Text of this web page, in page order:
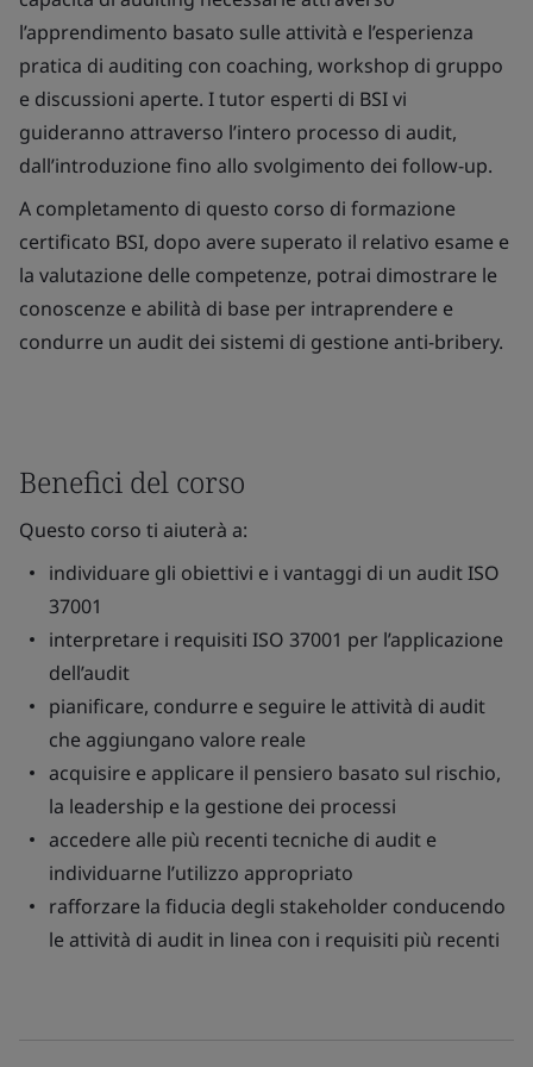
l’apprendimento basato sulle attività e l’esperienza
pratica di auditing con coaching, workshop di gruppo
e discussioni aperte. I tutor esperti di BSI vi
guideranno attraverso l’intero processo di audit,
dall’introduzione fino allo svolgimento dei follow-up.
A completamento di questo corso di formazione
certificato BSI, dopo avere superato il relativo esame e
la valutazione delle competenze, potrai dimostrare le
conoscenze e abilità di base per intraprendere e
condurre un audit dei sistemi di gestione anti-bribery.
Benefici del corso
Questo corso ti aiuterà a:
individuare gli obiettivi e i vantaggi di un audit ISO
37001
interpretare i requisiti ISO 37001 per l’applicazione
dell’audit
pianificare, condurre e seguire le attività di audit
che aggiungano valore reale
acquisire e applicare il pensiero basato sul rischio,
la leadership e la gestione dei processi
accedere alle più recenti tecniche di audit e
individuarne l’utilizzo appropriato
rafforzare la fiducia degli stakeholder conducendo
le attività di audit in linea con i requisiti più recenti